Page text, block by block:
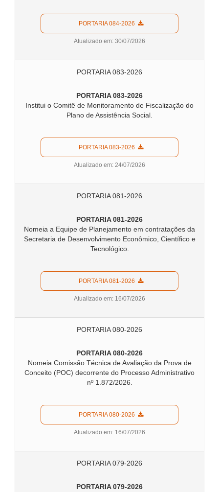
  PORTARIA 084-2026
Atualizado em: 30/07/2026
PORTARIA 083-2026
PORTARIA 083-2026
Institui o Comitê de Monitoramento de Fiscalização do
Plano de Assistência Social.
  PORTARIA 083-2026
Atualizado em: 24/07/2026
PORTARIA 081-2026
PORTARIA 081-2026
Nomeia a Equipe de Planejamento em contratações da
Secretaria de Desenvolvimento Econômico, Científico e
Tecnológico.
  PORTARIA 081-2026
Atualizado em: 16/07/2026
PORTARIA 080-2026
PORTARIA 080-2026
Nomeia Comissão Técnica de Avaliação da Prova de
Conceito (POC) decorrente do Processo Administrativo
nº 1.872/2026.
  PORTARIA 080-2026
Atualizado em: 16/07/2026
PORTARIA 079-2026
PORTARIA 079-2026